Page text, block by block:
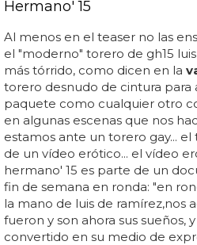
Hermano' 15
Al menos en el teaser no las
el "moderno" torero de gh15
más tórrido, como dicen en la
torero desnudo de cintura para
paquete como cualquier otro
en algunas escenas que nos
estamos ante un torero gay...
de un vídeo erótico... el vídeo
hermano' 15 es parte de un
fin de semana en ronda: "en
la mano de luis de ramírez,nos
fueron y son ahora sus sueños,
convertido en su medio de